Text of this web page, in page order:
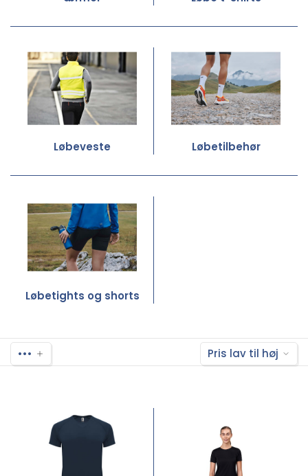
Løbeveste Løbetilbehør
Løbetights og shorts
••• Pris lav til høj